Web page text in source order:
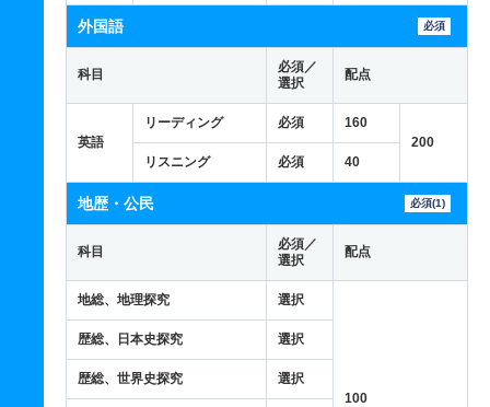
外国語 必須
科目
必須／
選択
配点
英語
リーディング 必須
160
200
リスニング
必須 40
地歴・公民 必須(1)
科目
必須／
選択
配点
地総、地理探究 選択
100
歴総、日本史探究 選択
歴総、世界史探究 選択